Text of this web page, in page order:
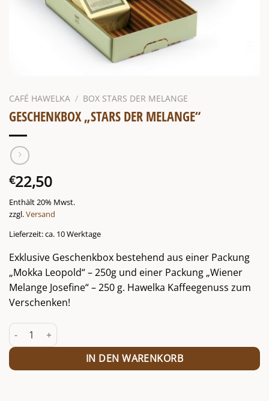
CAFÉ HAWELKA / BOX STARS DER MELANGE
GESCHENKBOX „STARS DER MELANGE“
€22,50
Enthält 20% Mwst.
zzgl.Versand
Lieferzeit: ca. 10 Werktage
Exklusive Geschenkbox bestehend aus einer Packung
„Mokka Leopold“ – 250g und einer Packung „Wiener
Melange Josefine“ – 250 g. Hawelka Kaffeegenuss zum
Verschenken!
Geschenkbox "Stars der Melange" Menge
IN DEN WARENKORB